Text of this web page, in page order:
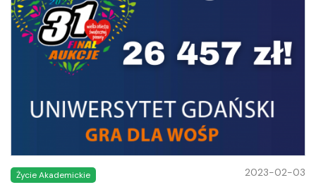
Życie Akademickie 2023-02-03